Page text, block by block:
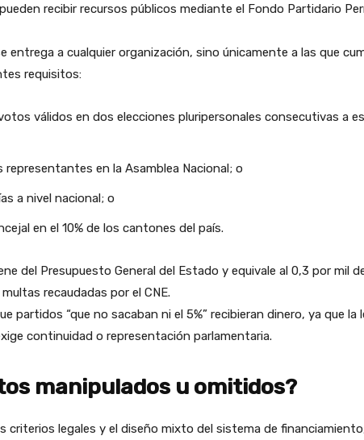
recibir recursos públicos mediante el Fondo Partidario
entrega a cualquier organización, sino únicamente a las que
requisitos:
válidos en dos elecciones pluripersonales consecutivas a
en la Asamblea Nacional; o
a nivel nacional; o
en el 10% de los cantones del país.
del Presupuesto General del Estado y equivale al 0,3 por mil
recaudadas por el CNE.
partidos “que no sacaban ni el 5%” recibieran dinero, ya que la
continuidad o representación parlamentaria.
manipulados u omitidos?
criterios legales y el diseño mixto del sistema de